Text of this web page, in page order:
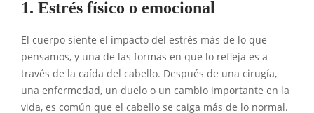
1. Estrés físico o emocional
El cuerpo siente el impacto del estrés más de lo que
pensamos, y una de las formas en que lo refleja es a
través de la caída del cabello. Después de una cirugía,
una enfermedad, un duelo o un cambio importante en la
vida, es común que el cabello se caiga más de lo normal.